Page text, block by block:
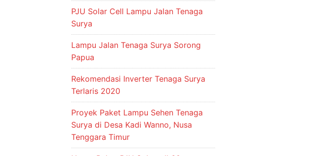
PJU Solar Cell Lampu Jalan Tenaga
Surya
Lampu Jalan Tenaga Surya Sorong
Papua
Rekomendasi Inverter Tenaga Surya
Terlaris 2020
Proyek Paket Lampu Sehen Tenaga
Surya di Desa Kadi Wanno, Nusa
Tenggara Timur